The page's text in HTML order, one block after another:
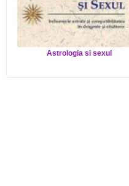
Astrologia si sexul